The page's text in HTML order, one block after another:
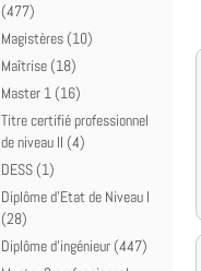
(477)
Magistères (10)
Maîtrise (18)
Master 1 (16)
Titre certifié professionnel
de niveau II (4)
DESS (1)
Diplôme d'Etat de Niveau I
(28)
Diplôme d'ingénieur (447)